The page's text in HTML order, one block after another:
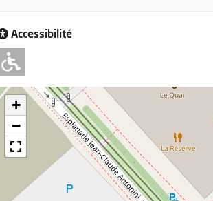
Accessibilité
Adapté pour l'handicap
+
−